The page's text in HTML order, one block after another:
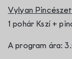
Vylyan Pincészet
1 pohár Kszí +
A program ára: